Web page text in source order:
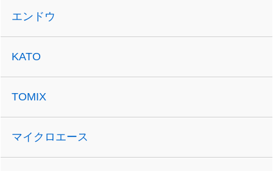
エンドウ
KATO
TOMIX
マイクロエース